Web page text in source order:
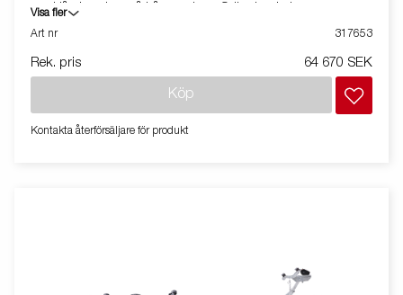
med låg inverkan på båtens skrov. Svängbar bakre
superrullsvagga och justerbara dubbla sidorullar för enkel
hållbarhet. Elen är helt skyddad i båttrailerns chassi. Vattentäta
som är enkelt att justera, vinschtornet är även utrustat med en
extra säkerhetsvajer för användning vid transport. Justerbar
teleskopisk belysningsenhet gör det lättare att använda
Visa fler
Art nr
317653
Rek. pris 64 670 SEK
Köp
Kontakta återförsäljare för produkt